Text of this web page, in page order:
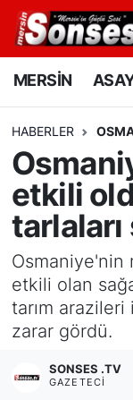
MERSİN
HABERLER
etkili
tarlaları
Osmaniye'nin
etkili olan
tarım arazileri
zarar gördü.
SONSES .TV
GAZETECI
MERSİN
SPOR
GÜNÜN
DÜNYA
KÜLTÜR -
MAGAZİN
SAĞLIK
Mersin
Mersin
Mersin
Süper Lig
Tüm
Son Dakika
Haber Arşivi